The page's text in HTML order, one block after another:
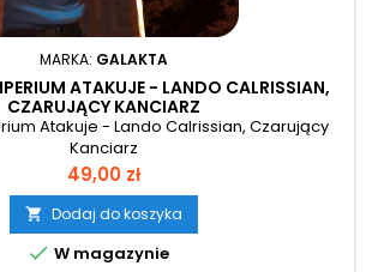
MARKA: GALAKTA
ATAKUJE - LANDO CALRISSIAN,
CZARUJĄCY KANCIARZ
Atakuje - Lando Calrissian, Czarujący
Kanciarz
Cena
49,00 zł
 Dodaj do koszyka
 W magazynie